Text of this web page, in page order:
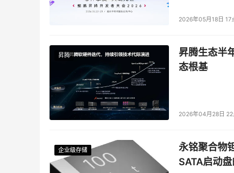
2026年05月18日 17
昇腾
昇腾生态半
态根基
2026年04月28日 22
企业级存储
企业级存储
企业级存储
企业级存储
永铭聚合物
SATA启动